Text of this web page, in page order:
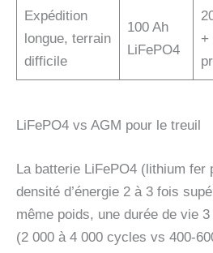
Expédition
longue, terrain
difficile
100 Ah
LiFePO4
+
LiFePO4 vs AGM pour le treuil
La batterie LiFePO4 (lithium fer
densité d’énergie 2 à 3 fois
même poids, une durée de vie
(2 000 à 4 000 cycles vs 400-